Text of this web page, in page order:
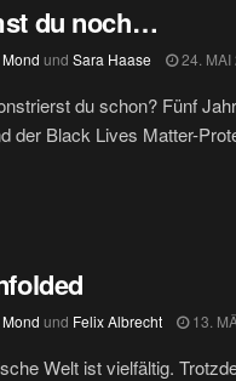
du noch…
und Sara Haase 24. MAI
du schon? Fünf
der Black Lives Matter-
und Felix Albrecht 13.
Welt ist vielfältig.